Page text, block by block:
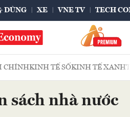
DÙNG XE VNE TV TECH
CHÍNHKINH TẾ SỐKINH TẾ XANH
sách nhà nước